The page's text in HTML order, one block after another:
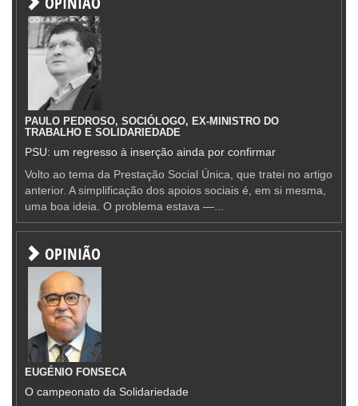
PAULO PEDROSO, SOCIÓLOGO, EX-MINISTRO DO
TRABALHO E SOLIDARIEDADE
PSU: um regresso à inserção ainda por confirmar
Volto ao tema da Prestação Social Única, que tratei no artigo
anterior. A simplificação dos apoios sociais é, em si mesma,
uma boa ideia. O problema estava —...
OPINIÃO
EUGÉNIO FONSECA
O campeonato da Solidariedade